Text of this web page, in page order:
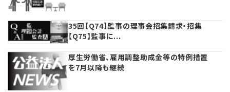
NEWS・TOPIC・特報
【連載】オピニオンリーダーのnote
【連載】会計相談室
35回【Q74】監事の理事会招集請求・招集
【Q75】監事に...
厚生労働省、雇用調整助成金等の特例措置
を7月以降も継続